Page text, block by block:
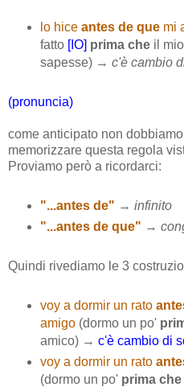
lo hice antes de quemi
fatto [IO] prima cheil
sapesse) → c'è cambio
(pronuncia)
come anticipato non
memorizzare questa regola
Proviamo però a ricordarci:
"...antes de" → infinito
"...antes de que" →
Quindi rivediamo le 3
voy a dormir un rato
amigo(dormo un po'
amico) → c'è cambio di
voy a dormir un rato
(dormo un po' prima che